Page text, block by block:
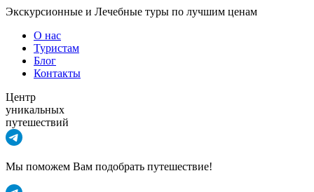
Экскурсионные и Лечебные туры по лучшим ценам
О нас
Туристам
Блог
Контакты
Центр
уникальных
путешествий
Мы поможем Вам подобрать путешествие!